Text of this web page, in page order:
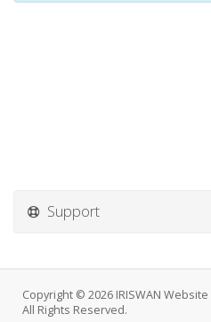
Support
Copyright © 2026 IRISWAN
All Rights Reserved.